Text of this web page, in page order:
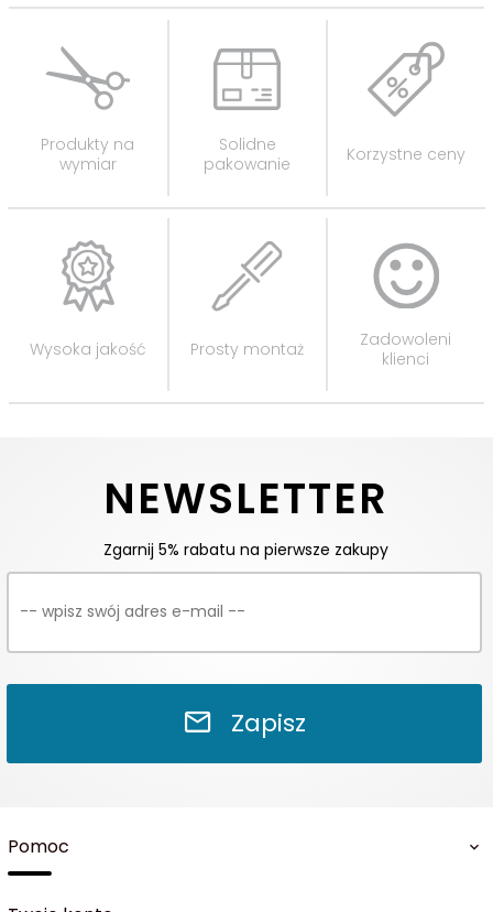
Produkty na
wymiar
Solidne
pakowanie
Korzystne ceny
Wysoka jakość Prosty montaż
Zadowoleni
klienci
NEWSLETTER
Zgarnij 5% rabatu na pierwsze zakupy
Zapisz
Pomoc